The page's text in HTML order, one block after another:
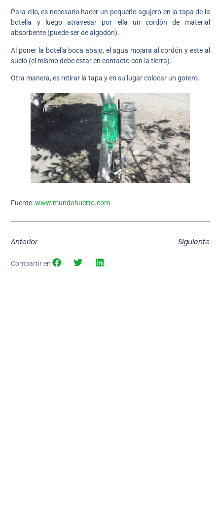
Para ello, es necesario hacer un pequeño agujero en la tapa de la
botella y luego atravesar por ella un cordón de material
absorbente (puede ser de algodón).
Al poner la botella boca abajo, el agua mojara al cordón y este al
suelo (el mismo debe estar en contacto con la tierra).
Otra manera, es retirar la tapa y en su lugar colocar un gotero.
Fuente:www.mundohuerto.com
Anterior Siguiente
Compartir en